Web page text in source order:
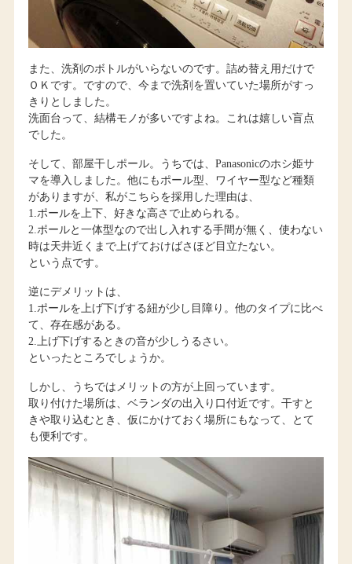
また、洗剤のボトルがいらないのです。詰め替え用だけで
ＯＫです。ですので、今まで洗剤を置いていた場所がすっ
きりとしました。
洗面台って、結構モノが多いですよね。これは嬉しい盲点
でした。
そして、部屋干しポール。うちでは、Panasonicのホシ姫サ
マを導入しました。他にもポール型、ワイヤー型など種類
がありますが、私がこちらを採用した理由は、
1.ポールを上下、好きな高さで止められる。
2.ポールと一体型なので出し入れする手間が無く、使わない
時は天井近くまで上げておけばさほど目立たない。
という点です。
逆にデメリットは、
1.ポールを上げ下げする紐が少し目障り。他のタイプに比べ
て、存在感がある。
2.上げ下げするときの音が少しうるさい。
といったところでしょうか。
しかし、うちではメリットの方が上回っています。
取り付けた場所は、ベランダの出入り口付近です。干すと
きや取り込むとき、仮にかけておく場所にもなって、とて
も便利です。